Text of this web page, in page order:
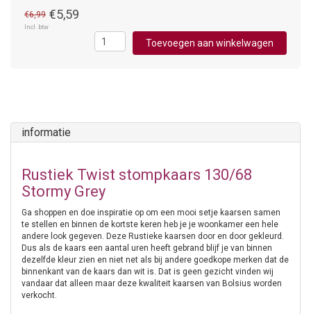
€6,99 €5,59
Incl. btw
Toevoegen aan winkelwagen
informatie
Rustiek Twist stompkaars 130/68
Stormy Grey
Ga shoppen en doe inspiratie op om een mooi setje kaarsen samen
te stellen en binnen de kortste keren heb je je woonkamer een hele
andere look gegeven. Deze Rustieke kaarsen door en door gekleurd.
Dus als de kaars een aantal uren heeft gebrand blijf je van binnen
dezelfde kleur zien en niet net als bij andere goedkope merken dat de
binnenkant van de kaars dan wit is. Dat is geen gezicht vinden wij
vandaar dat alleen maar deze kwaliteit kaarsen van Bolsius worden
verkocht.